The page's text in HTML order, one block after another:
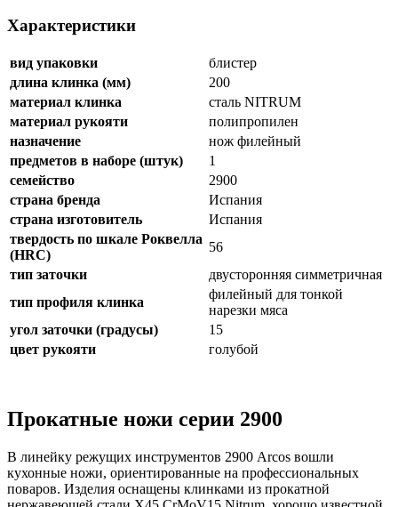
Характеристики
вид упаковки
блистер
длина клинка (мм)
200
материал клинка
сталь NITRUM
материал рукояти
полипропилен
назначение
нож филейный
предметов в наборе (штук)
1
семейство
2900
страна бренда
Испания
страна изготовитель
Испания
твердость по шкале Роквелла
(HRC)
56
тип заточки
двусторонняя симметричная
тип профиля клинка
филейный для тонкой
нарезки мяса
угол заточки (градусы)
15
цвет рукояти
голубой
Прокатные ножи серии 2900
В линейку режущих инструментов 2900 Arcos вошли
кухонные ножи, ориентированные на профессиональных
поваров. Изделия оснащены клинками из прокатной